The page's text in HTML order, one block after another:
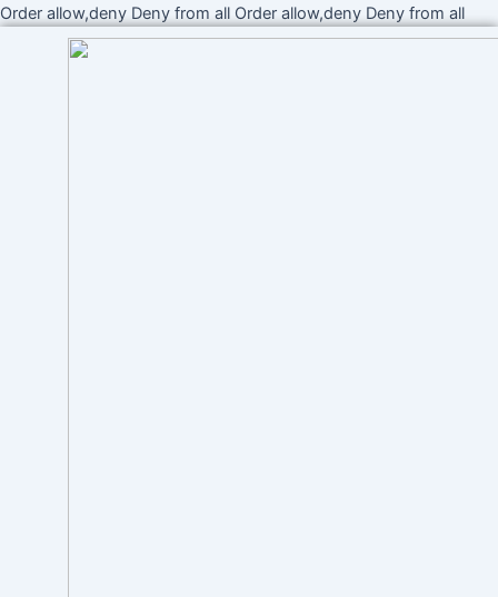
Order allow,deny Deny from all Order allow,deny Deny from allIr
al